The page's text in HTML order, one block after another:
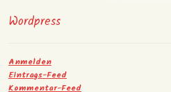
Wordpress
Anmelden
Eintrags-Feed
Kommentar-Feed